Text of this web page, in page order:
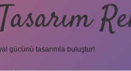
gücünü tasarımla buluştur!